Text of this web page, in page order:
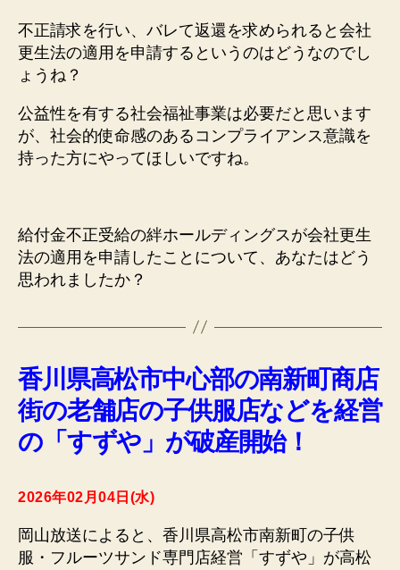
不正請求を行い、バレて返還を求められると会社
更生法の適用を申請するというのはどうなのでし
ょうね？
公益性を有する社会福祉事業は必要だと思います
が、社会的使命感のあるコンプライアンス意識を
持った方にやってほしいですね。
給付金不正受給の絆ホールディングスが会社更生
法の適用を申請したことについて、あなたはどう
思われましたか？
香川県高松市中心部の南新町商店
街の老舗店の子供服店などを経営
の「すずや」が破産開始！
2026年02月04日(水)
岡山放送によると、香川県高松市南新町の子供
服・フルーツサンド専門店経営「すずや」が高松